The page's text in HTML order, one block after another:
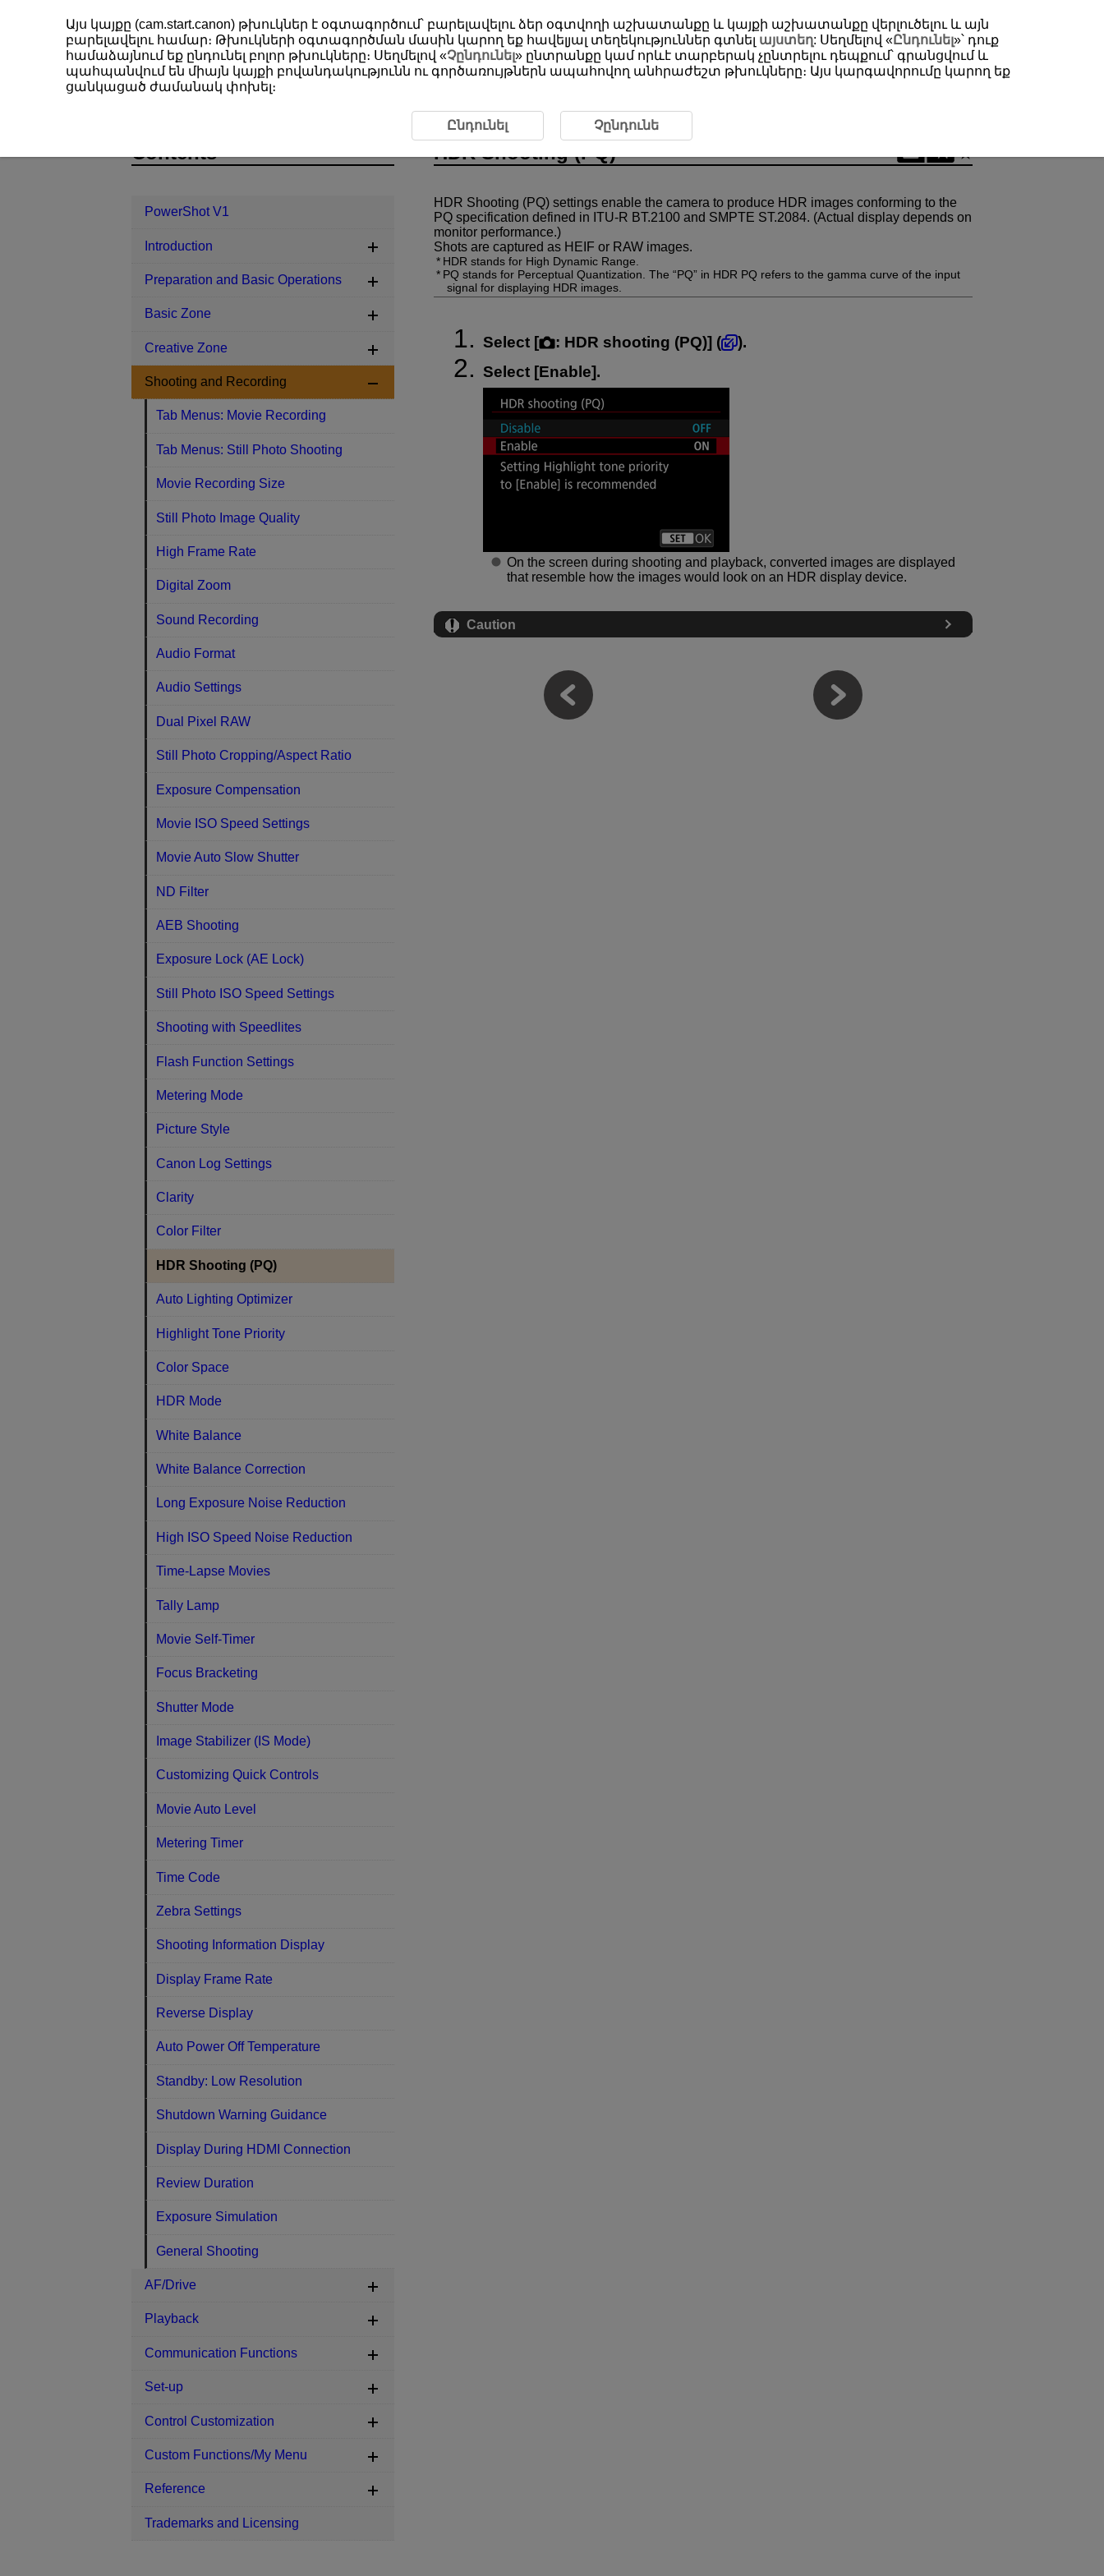
PowerShot V1 Shooting and Recording HDR Shooting (PQ)
HDR Shooting (PQ)
HDR Shooting (PQ) settings enable the camera to produce HDR images conforming to the
PQ specification defined in ITU-R BT.2100 and SMPTE ST.2084. (Actual display depends on
monitor performance.)
Shots are captured as HEIF or RAW images.
HDR stands for High Dynamic Range.
PQ stands for Perceptual Quantization. The “PQ” in HDR PQ refers to the gamma curve of the input
signal for displaying HDR images.
Select [ : HDR shooting (PQ)] (
).
Select [Enable].
On the screen during shooting and playback, converted images are displayed
that resemble how the images would look on an HDR display device.
Caution
Contents
PowerShot V1
Introduction
Preparation and Basic Operations
Basic Zone
Creative Zone
Shooting and Recording
Tab Menus: Movie Recording
Tab Menus: Still Photo Shooting
Movie Recording Size
Still Photo Image Quality
High Frame Rate
Digital Zoom
Sound Recording
Audio Format
Audio Settings
Dual Pixel RAW
Still Photo Cropping/Aspect Ratio
Exposure Compensation
Movie ISO Speed Settings
Movie Auto Slow Shutter
ND Filter
AEB Shooting
Exposure Lock (AE Lock)
Still Photo ISO Speed Settings
Shooting with Speedlites
Flash Function Settings
Metering Mode
Picture Style
Canon Log Settings
Clarity
Color Filter
HDR Shooting (PQ)
Auto Lighting Optimizer
Highlight Tone Priority
Color Space
HDR Mode
White Balance
White Balance Correction
Long Exposure Noise Reduction
High ISO Speed Noise Reduction
Time-Lapse Movies
Tally Lamp
Movie Self-Timer
Focus Bracketing
Shutter Mode
Image Stabilizer (IS Mode)
Customizing Quick Controls
Movie Auto Level
Metering Timer
Time Code
Zebra Settings
Shooting Information Display
Display Frame Rate
Reverse Display
Auto Power Off Temperature
Standby: Low Resolution
Shutdown Warning Guidance
Display During HDMI Connection
Review Duration
Exposure Simulation
General Shooting
AF/Drive
Playback
Communication Functions
Set-up
Control Customization
Custom Functions/My Menu
Reference
Trademarks and Licensing
Այս կայքը (cam.start.canon) թխուկներ է օգտագործում՝ բարելավելու ձեր օգտվողի աշխատանքը և կայքի աշխատանքը վերլուծելու և այն
բարելավելու համար։ Թխուկների օգտագործման մասին կարող եք հավելյալ տեղեկություններ գտնել այստեղ: Սեղմելով «Ընդունել»՝ դուք
համաձայնում եք ընդունել բոլոր թխուկները։ Սեղմելով «Չընդունել» ընտրանքը կամ որևէ տարբերակ չընտրելու դեպքում՝ գրանցվում և
պահպանվում են միայն կայքի բովանդակությունն ու գործառույթներն ապահովող անհրաժեշտ թխուկները։ Այս կարգավորումը կարող եք
ցանկացած ժամանակ փոխել։
Ընդունել Չընդունե